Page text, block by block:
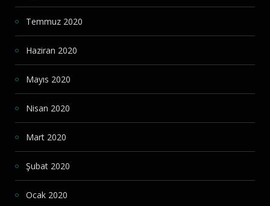
Temmuz 2020
Haziran 2020
Mayıs 2020
Nisan 2020
Mart 2020
Şubat 2020
Ocak 2020